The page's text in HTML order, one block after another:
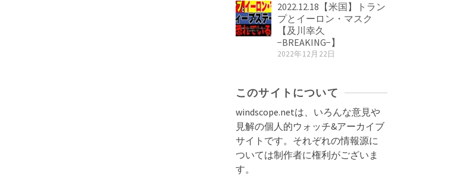
2022.12.18【米国】トラン
プとイーロン・マスク
【及川幸久
−BREAKING−】
2022年12月22日
このサイトについて
windscope.netは、いろんな意見や
見解の個人的ウォッチ&アーカイブ
サイトです。それぞれの情報源に
ついては制作者に権利がございま
す。